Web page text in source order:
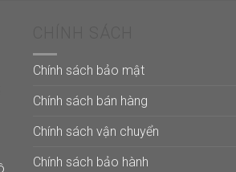
Chính sách bảo mật
Chính sách bán hàng
Chính sách vận chuyển
Chính sách bảo hành